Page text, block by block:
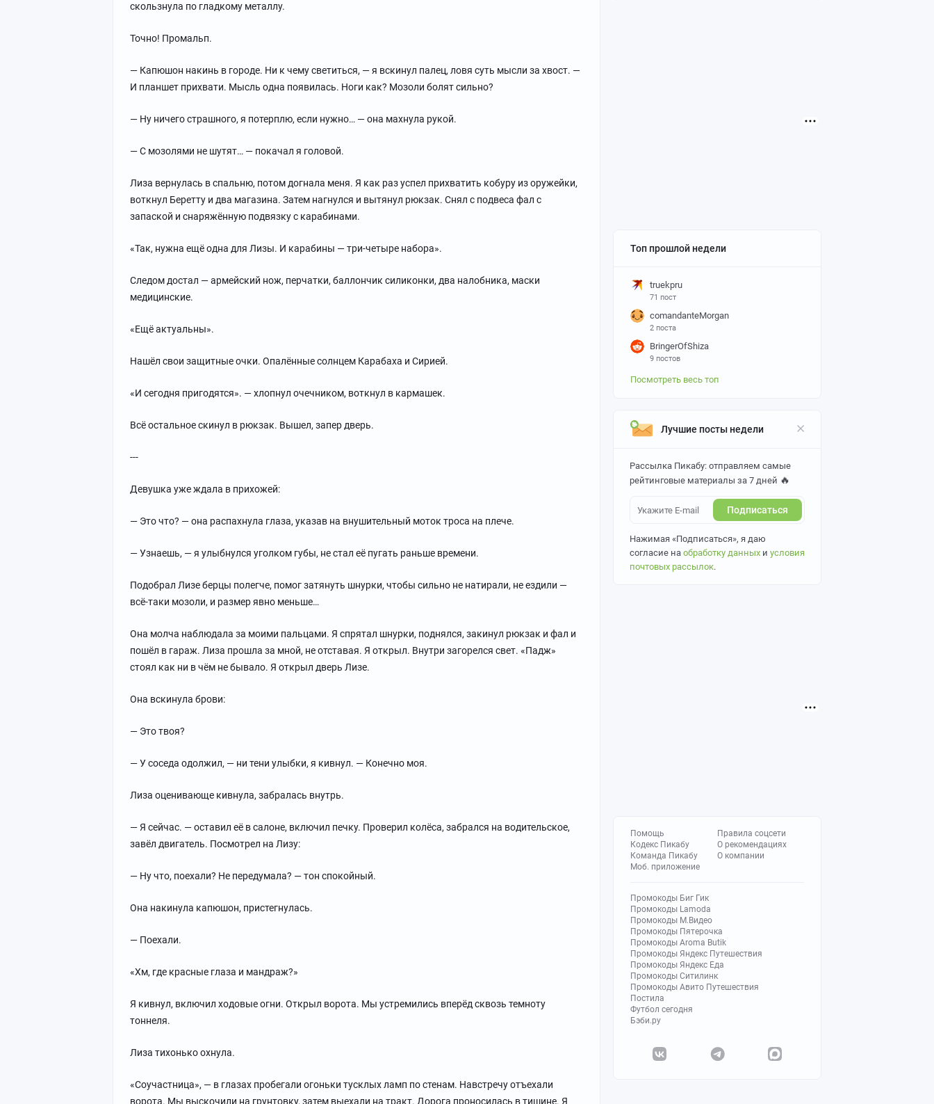
Топ прошлой недели
truekpru
71 пост
comandanteMorgan
2 поста
BringerOfShiza
9 постов
Посмотреть весь топ
Лучшие посты недели
Рассылка Пикабу: отправляем самые
рейтинговые материалы за 7 дней 🔥
Подписаться
Нажимая «Подписаться», я даю
согласие на обработку данных и условия
почтовых рассылок.
Помощь
Кодекс Пикабу
Команда Пикабу
Моб. приложение
Правила соцсети
О рекомендациях
О компании
Промокоды Биг Гик
Промокоды Lamoda
Промокоды М.Видео
Промокоды Пятерочка
Промокоды Aroma Butik
Промокоды Яндекс Путешествия
Промокоды Яндекс Еда
Промокоды Ситилинк
Промокоды Авито Путешествия
Постила
Футбол сегодня
Бэби.ру
скользнула по гладкому металлу.
Точно! Промальп.
— Капюшон накинь в городе. Ни к чему светиться, — я вскинул палец, ловя суть мысли за хвост. —
И планшет прихвати. Мысль одна появилась. Ноги как? Мозоли болят сильно?
— Ну ничего страшного, я потерплю, если нужно… — она махнула рукой.
— С мозолями не шутят… — покачал я головой.
Лиза вернулась в спальню, потом догнала меня. Я как раз успел прихватить кобуру из оружейки,
воткнул Беретту и два магазина. Затем нагнулся и вытянул рюкзак. Снял с подвеса фал с
запаской и снаряжённую подвязку с карабинами.
«Так, нужна ещё одна для Лизы. И карабины — три-четыре набора».
Следом достал — армейский нож, перчатки, баллончик силиконки, два налобника, маски
медицинские.
«Ещё актуальны».
Нашёл свои защитные очки. Опалённые солнцем Карабаха и Сирией.
«И сегодня пригодятся». — хлопнул очечником, воткнул в кармашек.
Всё остальное скинул в рюкзак. Вышел, запер дверь.
---
Девушка уже ждала в прихожей:
— Это что? — она распахнула глаза, указав на внушительный моток троса на плече.
— Узнаешь, — я улыбнулся уголком губы, не стал её пугать раньше времени.
Подобрал Лизе берцы полегче, помог затянуть шнурки, чтобы сильно не натирали, не ездили —
всё-таки мозоли, и размер явно меньше…
Она молча наблюдала за моими пальцами. Я спрятал шнурки, поднялся, закинул рюкзак и фал и
пошёл в гараж. Лиза прошла за мной, не отставая. Я открыл. Внутри загорелся свет. «Падж»
стоял как ни в чём не бывало. Я открыл дверь Лизе.
Она вскинула брови:
— Это твоя?
— У соседа одолжил, — ни тени улыбки, я кивнул. — Конечно моя.
Лиза оценивающе кивнула, забралась внутрь.
— Я сейчас. — оставил её в салоне, включил печку. Проверил колёса, забрался на водительское,
завёл двигатель. Посмотрел на Лизу:
— Ну что, поехали? Не передумала? — тон спокойный.
Она накинула капюшон, пристегнулась.
— Поехали.
«Хм, где красные глаза и мандраж?»
Я кивнул, включил ходовые огни. Открыл ворота. Мы устремились вперёд сквозь темноту
тоннеля.
Лиза тихонько охнула.
«Соучастница», — в глазах пробегали огоньки тусклых ламп по стенам. Навстречу отъехали
ворота. Мы выскочили на грунтовку, затем выехали на тракт. Дорога проносилась в тишине. Я